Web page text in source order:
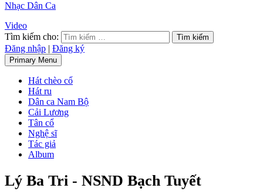
Nhạc Dân Ca
Video
Tìm kiếm cho:
Đăng nhập | Đăng ký
Primary Menu
Hát chèo cổ
Hát ru
Dân ca Nam Bộ
Cải Lương
Tân cổ
Nghệ sĩ
Tác giả
Album
Lý Ba Tri - NSND Bạch Tuyết